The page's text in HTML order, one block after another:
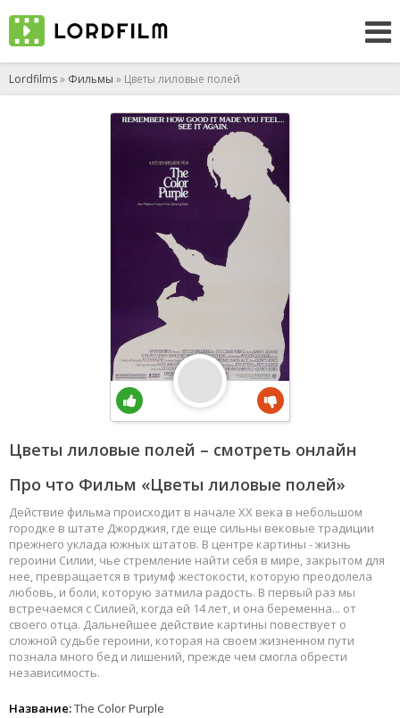
Lordfilms» Фильмы » Цветы лиловые полей
Цветы лиловые полей – смотреть онлайн
Про что Фильм «Цветы лиловые полей»
Действие фильма происходит в начале XX века в небольшом
городке в штате Джорджия, где еще сильны вековые традиции
прежнего уклада южных штатов. В центре картины - жизнь
героини Силии, чье стремление найти себя в мире, закрытом для
нее, превращается в триумф жестокости, которую преодолела
любовь, и боли, которую затмила радость. В первый раз мы
встречаемся с Силией, когда ей 14 лет, и она беременна... от
своего отца. Дальнейшее действие картины повествует о
сложной судьбе героини, которая на своем жизненном пути
познала много бед и лишений, прежде чем смогла обрести
независимость.
Название:The Color Purple